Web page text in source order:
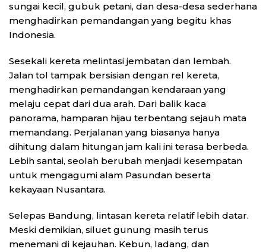
sungai kecil, gubuk petani, dan desa-desa sederhana
menghadirkan pemandangan yang begitu khas
Indonesia.
Sesekali kereta melintasi jembatan dan lembah.
Jalan tol tampak bersisian dengan rel kereta,
menghadirkan pemandangan kendaraan yang
melaju cepat dari dua arah. Dari balik kaca
panorama, hamparan hijau terbentang sejauh mata
memandang. Perjalanan yang biasanya hanya
dihitung dalam hitungan jam kali ini terasa berbeda.
Lebih santai, seolah berubah menjadi kesempatan
untuk mengagumi alam Pasundan beserta
kekayaan Nusantara.
Selepas Bandung, lintasan kereta relatif lebih datar.
Meski demikian, siluet gunung masih terus
menemani di kejauhan. Kebun, ladang, dan